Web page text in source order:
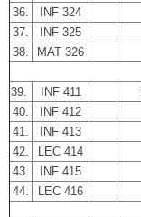
36.
INF 324
37.
INF 325
38.
MAT 326
39. INF 411
40.
INF 412
41.
INF 413
42.
LEC 414
43.
INF 415
44.
LEC 416